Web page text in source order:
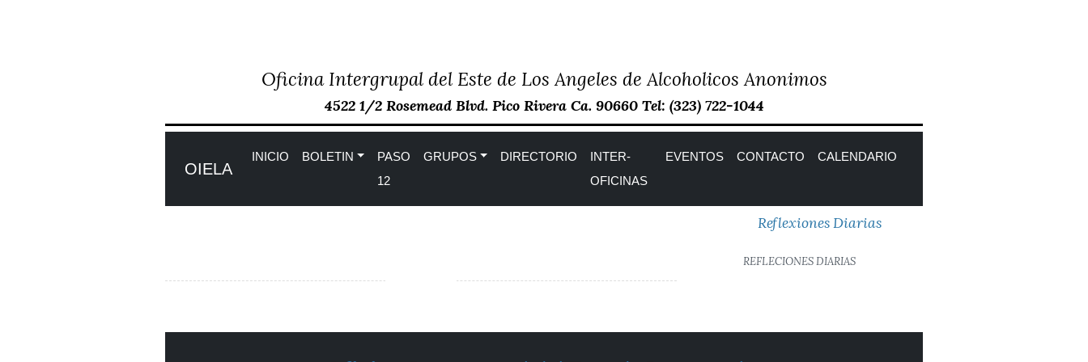
Oficina Intergrupal del Este de Los Angeles de Alcoholicos Anonimos
4522 1/2 Rosemead Blvd. Pico Rivera Ca. 90660 Tel: (323) 722-1044
OIELA
INICIO BOLETIN
PASO
12
GRUPOS DIRECTORIO
INTER-
OFICINAS
EVENTOS CONTACTO CALENDARIO
Reflexiones Diarias
REFLECIONES DIARIAS